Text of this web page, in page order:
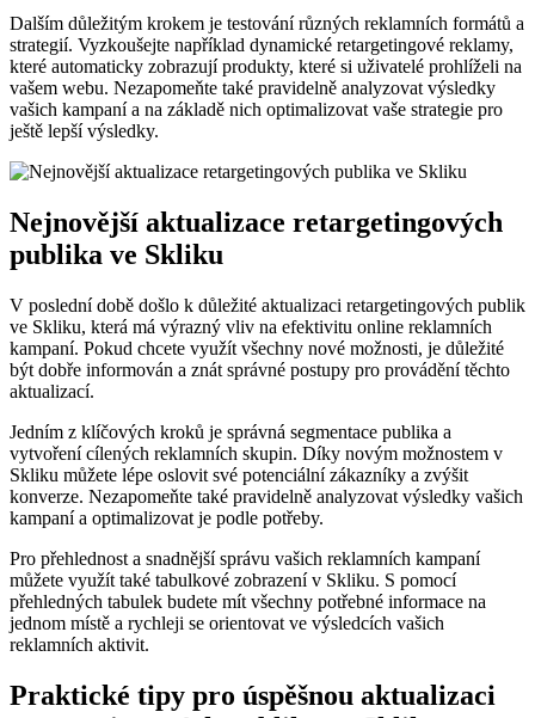
Dalším důležitým krokem je testování různých reklamních formátů a
strategií. Vyzkoušejte například dynamické retargetingové reklamy,
které automaticky zobrazují produkty, které si uživatelé prohlíželi na
vašem webu. Nezapomeňte také pravidelně analyzovat výsledky
vašich kampaní a na základě nich optimalizovat vaše strategie pro
ještě lepší výsledky.
Nejnovější aktualizace retargetingových
publika ve Skliku
V poslední době došlo k důležité aktualizaci retargetingových publik
ve Skliku, která má výrazný vliv na efektivitu online reklamních
kampaní. Pokud chcete využít všechny nové možnosti, je důležité
být dobře informován a znát správné postupy pro provádění těchto
aktualizací.
Jedním z klíčových kroků je správná segmentace publika a
vytvoření cílených reklamních skupin. Díky novým možnostem v
Skliku můžete lépe oslovit své potenciální zákazníky a zvýšit
konverze. Nezapomeňte také pravidelně analyzovat výsledky vašich
kampaní a optimalizovat je podle potřeby.
Pro přehlednost a snadnější správu vašich reklamních kampaní
můžete využít také tabulkové zobrazení v Skliku. S pomocí
přehledných tabulek budete mít všechny potřebné informace na
jednom místě a rychleji se orientovat ve výsledcích vašich
reklamních aktivit.
Praktické tipy pro úspěšnou aktualizaci